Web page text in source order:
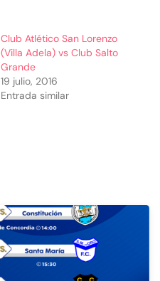
Club Atlético San Lorenzo
(Villa Adela) vs Club Salto
Grande
19 julio, 2016
Entrada similar